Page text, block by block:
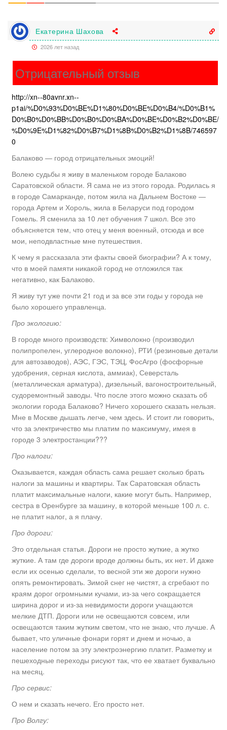
Екатерина Шахова
2026 лет назад
Отрицательный отзыв
http://xn--80avnr.xn--
p1ai/%D0%93%D0%BE%D1%80%D0%BE%D0%B4/%D0%B1%
D0%B0%D0%BB%D0%B0%D0%BA%D0%BE%D0%B2%D0%BE/
%D0%9E%D1%82%D0%B7%D1%8B%D0%B2%D1%8B/746597
0
Балаково — город отрицательных эмоций!
Волею судьбы я живу в маленьком городе Балаково
Саратовской области. Я сама не из этого города. Родилась я
в городе Самарканде, потом жила на Дальнем Востоке —
города Артем и Хороль, жила в Беларуси под городом
Гомель. Я сменила за 10 лет обучения 7 школ. Все это
объясняется тем, что отец у меня военный, отсюда и все
мои, неподвластные мне путешествия.
К чему я рассказала эти факты своей биографии? А к тому,
что в моей памяти никакой город не отложился так
негативно, как Балаково.
Я живу тут уже почти 21 год и за все эти годы у города не
было хорошего управленца.
Про экологию:
В городе много производств: Химволокно (производил
полипропелен, углеродное волокно), РТИ (резиновые детали
для автозаводов), АЭС, ГЭС, ТЭЦ, ФосАгро (фосфорные
удобрения, серная кислота, аммиак), Северсталь
(металлическая арматура), дизельный, вагоностроительный,
судоремонтный заводы. Что после этого можно сказать об
экологии города Балаково? Ничего хорошего сказать нельзя.
Мне в Москве дышать легче, чем здесь. И стоит ли говорить,
что за электричество мы платим по максимуму, имея в
городе 3 электростанции???
Про налоги:
Оказывается, каждая область сама решает сколько брать
налоги за машины и квартиры. Так Саратовская область
платит максимальные налоги, какие могут быть. Например,
сестра в Оренбурге за машину, в которой меньше 100 л. с.
не платит налог, а я плачу.
Про дороги:
Это отдельная статья. Дороги не просто жуткие, а жутко
жуткие. А там где дороги вроде должны быть, их нет. И даже
если их осенью сделали, то весной эти же дороги нужно
опять ремонтировать. Зимой снег не чистят, а сгребают по
краям дорог огромными кучами, из-за чего сокращается
ширина дорог и из-за невидимости дороги учащаются
мелкие ДТП. Дороги или не освещаются совсем, или
освещаются таким жутким светом, что не знаю, что лучше. А
бывает, что уличные фонари горят и днем и ночью, а
население потом за эту электроэнергию платит. Разметку и
пешеходные переходы рисуют так, что ее хватает буквально
на месяц.
Про сервис:
О нем и сказать нечего. Его просто нет.
Про Волгу: